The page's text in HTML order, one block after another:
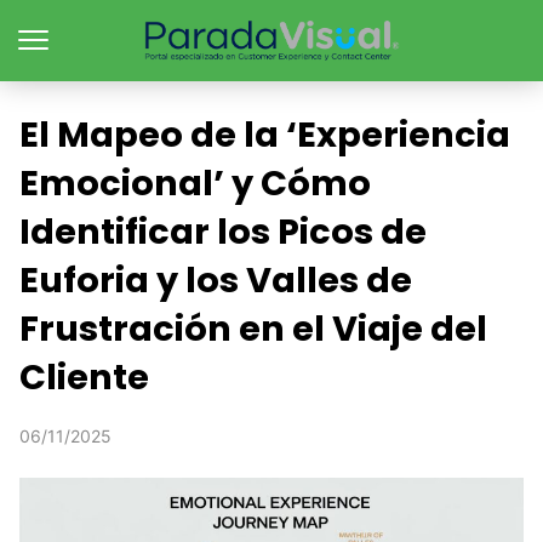
El Mapeo de la ‘Experiencia
Emocional’ y Cómo
Identificar los Picos de
Euforia y los Valles de
Frustración en el Viaje del
Cliente
06/11/2025